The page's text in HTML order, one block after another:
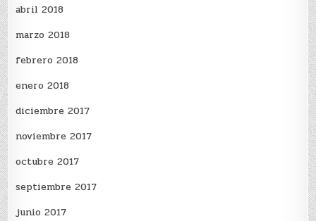
abril 2018
marzo 2018
febrero 2018
enero 2018
diciembre 2017
noviembre 2017
octubre 2017
septiembre 2017
junio 2017